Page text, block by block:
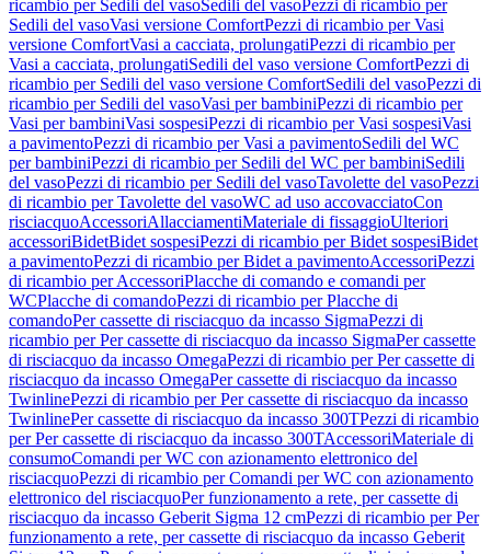
ricambio per Sedili del vasoSedili del vasoPezzi di ricambio per
Sedili del vasoVasi versione ComfortPezzi di ricambio per Vasi
versione ComfortVasi a cacciata, prolungatiPezzi di ricambio per
Vasi a cacciata, prolungatiSedili del vaso versione ComfortPezzi di
ricambio per Sedili del vaso versione ComfortSedili del vasoPezzi di
ricambio per Sedili del vasoVasi per bambiniPezzi di ricambio per
Vasi per bambiniVasi sospesiPezzi di ricambio per Vasi sospesiVasi
a pavimentoPezzi di ricambio per Vasi a pavimentoSedili del WC
per bambiniPezzi di ricambio per Sedili del WC per bambiniSedili
del vasoPezzi di ricambio per Sedili del vasoTavolette del vasoPezzi
di ricambio per Tavolette del vasoWC ad uso accovacciatoCon
risciacquoAccessoriAllacciamentiMateriale di fissaggioUlteriori
accessoriBidetBidet sospesiPezzi di ricambio per Bidet sospesiBidet
a pavimentoPezzi di ricambio per Bidet a pavimentoAccessoriPezzi
di ricambio per AccessoriPlacche di comando e comandi per
WCPlacche di comandoPezzi di ricambio per Placche di
comandoPer cassette di risciacquo da incasso SigmaPezzi di
ricambio per Per cassette di risciacquo da incasso SigmaPer cassette
di risciacquo da incasso OmegaPezzi di ricambio per Per cassette di
risciacquo da incasso OmegaPer cassette di risciacquo da incasso
TwinlinePezzi di ricambio per Per cassette di risciacquo da incasso
TwinlinePer cassette di risciacquo da incasso 300TPezzi di ricambio
per Per cassette di risciacquo da incasso 300TAccessoriMateriale di
consumoComandi per WC con azionamento elettronico del
risciacquoPezzi di ricambio per Comandi per WC con azionamento
elettronico del risciacquoPer funzionamento a rete, per cassette di
risciacquo da incasso Geberit Sigma 12 cmPezzi di ricambio per Per
funzionamento a rete, per cassette di risciacquo da incasso Geberit